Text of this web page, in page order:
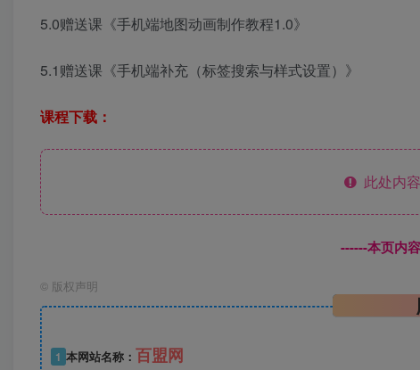
5.0赠送课《手机端地图动画制作教程1.0》
5.1赠送课《手机端补充（标签搜索与样式设置）》
课程下载：
此处内
------本页内
© 版权声明
1 本网站名称： 百盟网